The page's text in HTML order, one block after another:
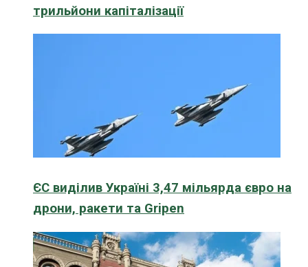
трильйони капіталізації
ЄС виділив Україні 3,47 мільярда євро на
дрони, ракети та Gripen